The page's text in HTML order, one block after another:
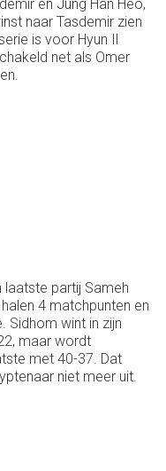
en Jung Han Heo,
naar Tasdemir zien
is voor Hyun Il
net als Omer
laatste partij Sameh
4 matchpunten en
Sidhom wint in zijn
maar wordt
met 40-37. Dat
niet meer uit.